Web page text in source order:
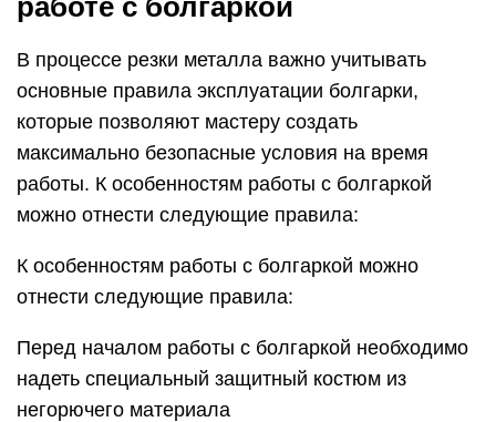
работе с болгаркой
В процессе резки металла важно учитывать
основные правила эксплуатации болгарки,
которые позволяют мастеру создать
максимально безопасные условия на время
работы. К особенностям работы с болгаркой
можно отнести следующие правила:
К особенностям работы с болгаркой можно
отнести следующие правила:
Перед началом работы с болгаркой необходимо
надеть специальный защитный костюм из
негорючего материала